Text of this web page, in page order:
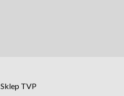
Sklep TVP